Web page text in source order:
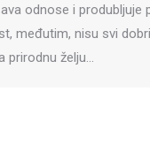
odnose i produbljuje
međutim, nisu svi
prirodnu želju…